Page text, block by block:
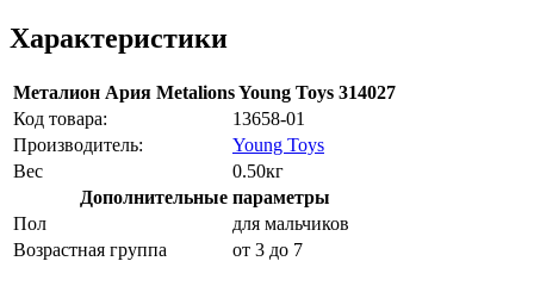
Характеристики
Металион Ария Metalions Young Toys 314027
Код товара:
13658-01
Производитель:
Young Toys
Вес
0.50кг
Дополнительные параметры
Пол
для мальчиков
Возрастная группа
от 3 до 7